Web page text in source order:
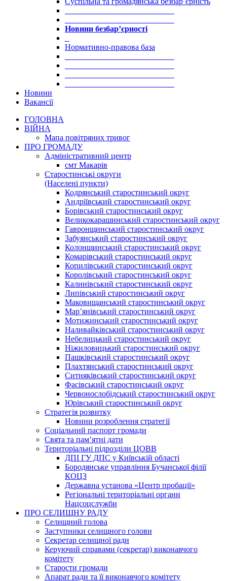
Новини безбар’єрності
Нормативно-правова база
Новини
Вакансії
ГОЛОВНА
ВІЙНА
Мапа повітряних тривог
ПРО ГРОМАДУ
Aдміністративний центр
смт Макарів
Старостинські округи
(Населені пункти)
Кодрянський старостинський округ
Андріївський старостинський округ
Борівський старостинський округ
Великокарашинський старостинський округ
Гавронщинський старостинський округ
Забуянський старостинський округ
Колонщинський старостинський округ
Комарівський старостинський округ
Копилівський старостинський округ
Королівський старостинський округ
Калинівський старостинський округ
Липівський старостинський округ
Маковищанський старостинський округ
Мар’янівський старостинський округ
Мотижинський старостинський округ
Наливайківський старостинський округ
Небелицький старостинський округ
Ніжиловицький старостинський округ
Пашківський старостинський округ
Плахтянський старостинський округ
Ситняківський старостинський округ
Фасівський старостинський округ
Червонослобідський старостинський округ
Юрівський старостинський округ
Стратегія розвитку
Новини розроблення стратегії
Соціальний паспорт громади
Свята та пам’ятні дати
Територіальні підрозділи ЦОВВ
ДПІ ГУ ДПС у Київській області
Бородянське управління Бучанської філії
КОЦЗ
Державна установа «Центр пробації»
Регіональні територіальні органи
Нацсоцслужби
ПРО СЕЛИЩНУ РАДУ
Селищний голова
Заступники селищного голови
Секретар селищної ради
Керуючий справами (секретар) виконавчого
комітету
Старости громади
Апарат ради та її виконавчого комітету